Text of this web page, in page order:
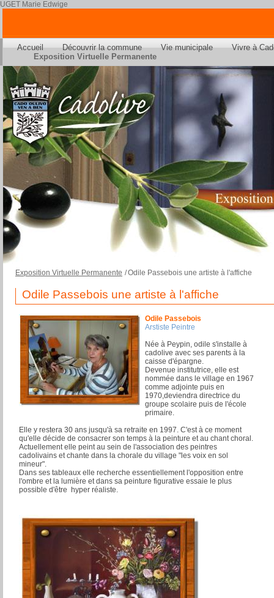
UGET Marie Edwige
Accueil Découvrir la commune Vie municipale
Vivre à
Exposition Virtuelle Permanente
Exposition Virtuelle Permanente /Odile Passebois une artiste à l'affiche
Odile Passebois une artiste à l'affiche
Odile Passebois
Arstiste Peintre
Née à Peypin, odile s'installe à
cadolive avec ses parents à la
caisse d'épargne.
Devenue institutrice, elle est
nommée dans le village en 1967
comme adjointe puis en
1970,deviendra directrice du
groupe scolaire puis de l'école
primaire.
Elle y restera 30 ans jusqu'à sa retraite en 1997. C'est à ce moment
qu'elle décide de consacrer son temps à la peinture et au chant choral.
Actuellement elle peint au sein de l'association des peintres
cadolivains et chante dans la chorale du village "les voix en sol
mineur".
Dans ses tableaux elle recherche essentiellement l'opposition entre
l'ombre et la lumière et dans sa peinture figurative essaie le plus
possible d'être hyper réaliste.